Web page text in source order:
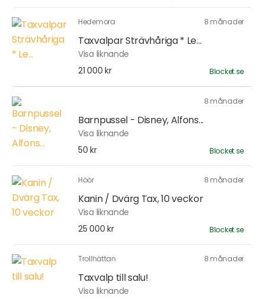
Hedemora 8 månader
Taxvalpar Strävhåriga * Le...
Visa liknande
21 000 kr
Blocket.se
8 månader
Barnpussel - Disney, Alfons...
Visa liknande
50 kr
Blocket.se
Höör 8 månader
Kanin / Dvärg Tax, 10 veckor
Visa liknande
25 000 kr
Blocket.se
Trollhättan 8 månader
Taxvalp till salu!
Visa liknande